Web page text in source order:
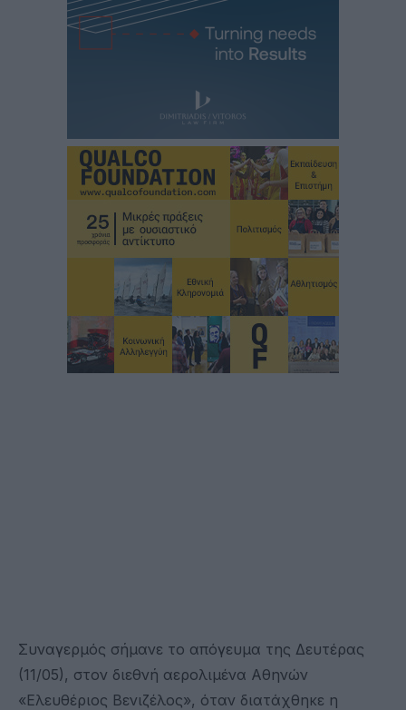
Συναγερμός σήμανε το απόγευμα της Δευτέρας
(11/05), στον διεθνή αερολιμένα Αθηνών
«Ελευθέριος Βενιζέλος», όταν διατάχθηκε η